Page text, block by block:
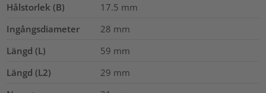
Hålstorlek (B) 17.5 mm
Ingångsdiameter
28 mm
Längd (L)
59 mm
Längd (L2)
29 mm